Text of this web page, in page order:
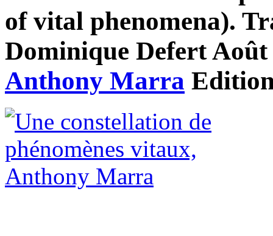
of vital phenomena).
Dominique Defert
Anthony Marra